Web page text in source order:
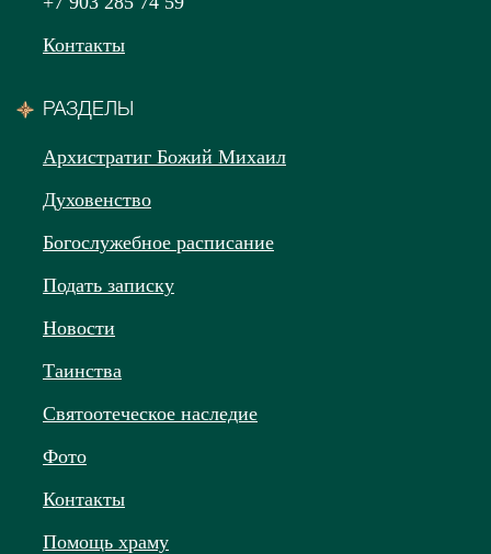
Контакты
РАЗДЕЛЫ
Архистратиг Божий Михаил
Духовенство
Богослужебное расписание
Подать записку
Новости
Таинства
Святоотеческое наследие
Фото
Контакты
Помощь храму